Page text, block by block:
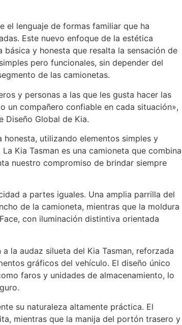
el lenguaje de formas familiar que ha
Este nuevo enfoque de la estética
y honesta que resalta la sensación de
pero funcionales, sin depender del
de las camionetas.
y personas a las que les gusta hacer las
un compañero confiable en cada situación»,
Diseño Global de Kia.
utilizando elementos simples y
Kia Tasman es una camioneta que combina
nuestro compromiso de brindar siempre
a partes iguales. Una amplia parrilla del
de la camioneta, mientras que la moldura
con iluminación distintiva orientada
la audaz silueta del Kia Tasman, reforzada
gráficos del vehículo. El diseño único
faros y unidades de almacenamiento, lo
su naturaleza altamente práctica. El
mientras que la manija del portón trasero y